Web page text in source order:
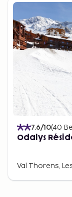
7.6/10(40
Odalys
Val Thorens,